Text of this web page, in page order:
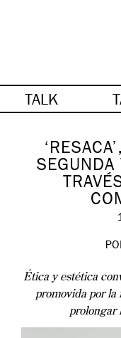
TALK
SEGUNDA
Ética y estética
promovida por la
prolongar